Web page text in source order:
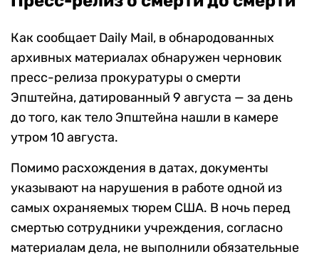
Как сообщает Daily Mail, в обнародованных
архивных материалах обнаружен черновик
пресс-релиза прокуратуры о смерти
Эпштейна, датированный 9 августа — за день
до того, как тело Эпштейна нашли в камере
утром 10 августа.
Помимо расхождения в датах, документы
указывают на нарушения в работе одной из
самых охраняемых тюрем США. В ночь перед
смертью сотрудники учреждения, согласно
материалам дела, не выполнили обязательные